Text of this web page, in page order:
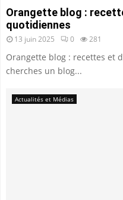
Orangette blog :
quotidiennes
13 juin 2025 0 281
Orangette blog : recettes et
cherches un blog...
Actualités et Médias